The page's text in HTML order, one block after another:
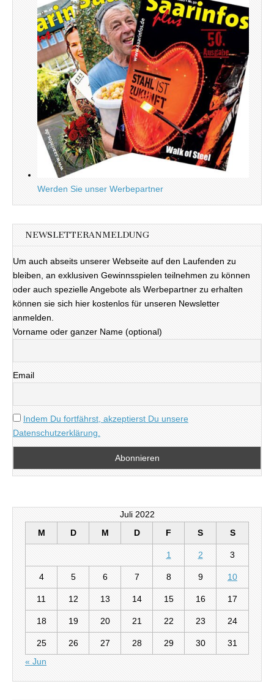
Werden Sie unser Werbepartner
NEWSLETTERANMELDUNG
Um auch abseits unserer Webseite auf den Laufenden zu
bleiben, an exklusiven Gewinnsspielen teilnehmen zu können
oder auch spezielle Angebote als Werbepartner zu erhalten
können sie sich hier kostenlos für unseren Newsletter
anmelden.
Vorname oder ganzer Name (optional)
Email
Indem Du fortfährst, akzeptierst Du unsere
Datenschutzerklärung.
Juli 2022
M
D M D F S S
1 2 3
4 5 6 7 8 9 10
11 12 13 14 15 16 17
18 19 20 21 22 23 24
25 26 27 28 29 30
31
« Jun